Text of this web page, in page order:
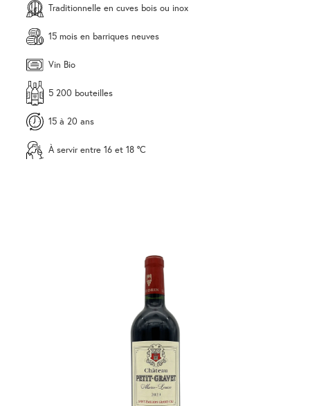
Traditionnelle en cuves bois ou inox
15 mois en barriques neuves
Vin Bio
5 200 bouteilles
15 à 20 ans
À servir entre 16 et 18 °C